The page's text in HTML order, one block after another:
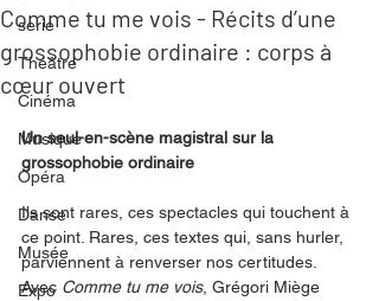
serie
Théâtre
Cinéma
Musique
Opéra
Danse
Musée
Expo
Comme tu me vois - Récits d’une
grossophobie ordinaire : corps à
cœur ouvert
Un seul-en-scène magistral sur la
grossophobie ordinaire
Ils sont rares, ces spectacles qui touchent à
ce point. Rares, ces textes qui, sans hurler,
parviennent à renverser nos certitudes.
Avec Comme tu me vois, Grégori Miège